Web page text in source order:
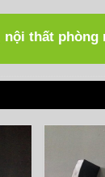
thất phòng